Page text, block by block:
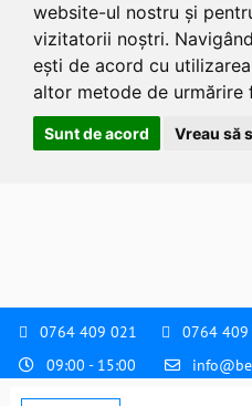
website-ul nostru și
vizitatorii noștri.
ești de acord cu
altor metode de urmărire
Sunt de acord Vreau să
0764 409 021 0764 409
09:00 - 15:00